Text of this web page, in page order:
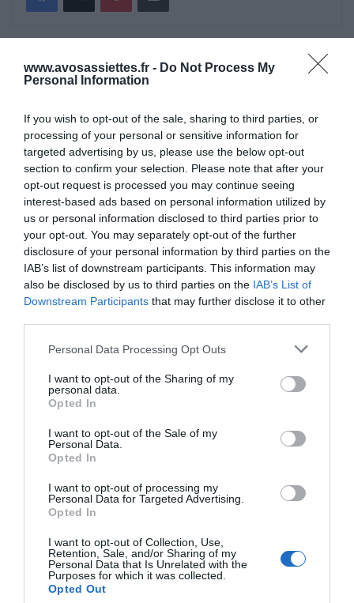
www.avosassiettes.fr - Do Not Process My
Personal Information
If you wish to opt-out of the sale, sharing to third parties, or
processing of your personal or sensitive information for
targeted advertising by us, please use the below opt-out
section to confirm your selection. Please note that after your
opt-out request is processed you may continue seeing
interest-based ads based on personal information utilized by
us or personal information disclosed to third parties prior to
your opt-out. You may separately opt-out of the further
disclosure of your personal information by third parties on the
IAB’s list of downstream participants. This information may
also be disclosed by us to third parties on the IAB’s List of
Downstream Participants that may further disclose it to other
Please note that this website/app uses one or more Google
not limited to your visit or usage behaviour. You may click to
grant or deny consent to Google and its third-party tags to
use your data for below specified purposes in below Google
consent section.
Personal Data Processing Opt Outs
I want to opt-out of the Sharing of my
personal data.
Opted In
I want to opt-out of the Sale of my
Personal Data.
Opted In
I want to opt-out of processing my
Personal Data for Targeted Advertising.
Opted In
I want to opt-out of Collection, Use,
Retention, Sale, and/or Sharing of my
Personal Data that Is Unrelated with the
Purposes for which it was collected.
Opted Out
ÇA PEUT AUSSI VOUS INTÉRESSER